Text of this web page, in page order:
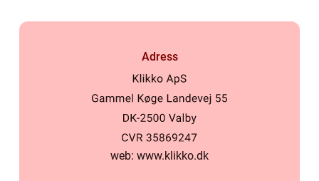
Adress
web: www.klikko.dk